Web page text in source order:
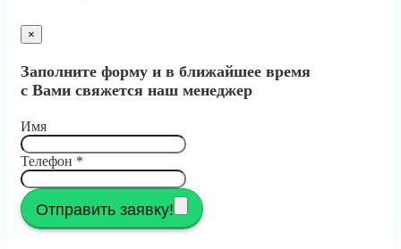
×
Заполните форму и в ближайшее время
с Вами свяжется наш менеджер
Имя
Телефон *
Отправить заявку!